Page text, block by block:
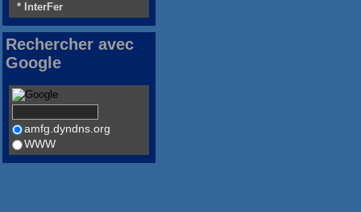
* InterFer
Rechercher avec
Google
amfg.dyndns.org
WWW